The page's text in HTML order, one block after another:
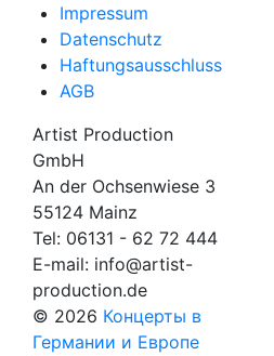
Impressum
Datenschutz
Haftungsausschluss
AGB
Artist Production
GmbH
An der Ochsenwiese 3
55124 Mainz
Tel: 06131 - 62 72 444
E-mail: info@artist-
production.de
© 2026 Концерты в
Германии и Европе